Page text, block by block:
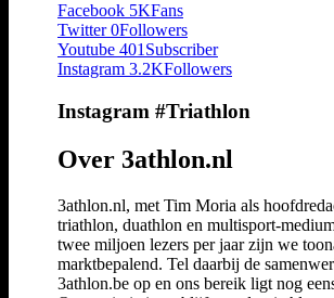
Facebook 5KFans
Twitter 0Followers
Youtube 401 Subscriber
Instagram 3.2KFollowers
Instagram #Triathlon
Over 3athlon.nl
3athlon.nl, met Tim Moria als
triathlon, duathlon en multisport-
twee miljoen lezers per jaar zijn we
marktbepalend. Tel daarbij de
3athlon.be op en ons bereik ligt nog